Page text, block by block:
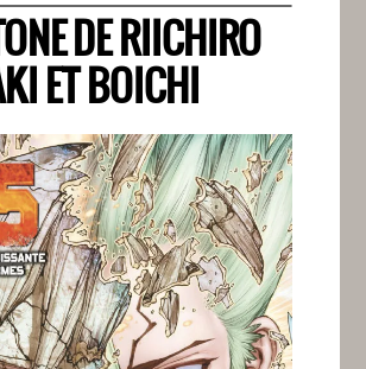
DE RIICHIRO
ET BOICHI